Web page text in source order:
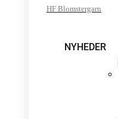
HF Blomstergarn
NYHEDER